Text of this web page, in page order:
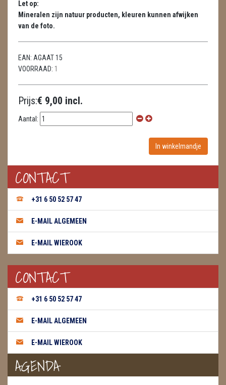
HUISREINIGING
KAARSEN
MASSAGE
READING EN PERSOONLIJK ADVIES
SELENIET
SPECIALE STUKKEN
TELEFOON KOORDEN
THEELICHTEN
VLINDERS
WIEROOK, OLIE & TOEBEHOREN
ZAKJES WATER ELIXERS
Let op:
Mineralen zijn natuur producten, kleuren kunnen afwijken
van de foto.
EAN: AGAAT 15
VOORRAAD: 1
Prijs:€ 9,00 incl.
Aantal:
CONTACT
+31 6 50 52 57 47
E-MAIL ALGEMEEN
E-MAIL WIEROOK
CONTACT
+31 6 50 52 57 47
E-MAIL ALGEMEEN
E-MAIL WIEROOK
AGENDA